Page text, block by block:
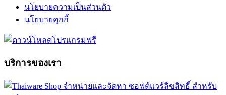
นโยบายความเป็นส่วนตัว
นโยบายคุกกี้
บริการของเรา